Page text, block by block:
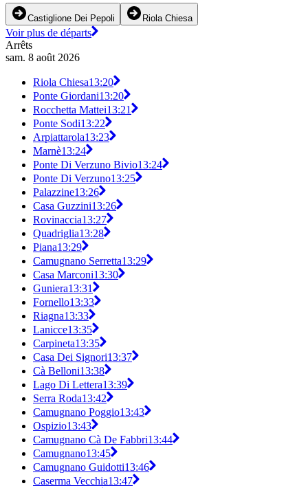
Castiglione Dei Pepoli Riola Chiesa
Voir plus de départs
Arrêts
sam. 8 août 2026
Riola Chiesa13:20
Ponte Giordani13:20
Rocchetta Mattei13:21
Ponte Sodi13:22
Arpiattarola13:23
Marnè13:24
Ponte Di Verzuno Bivio13:24
Ponte Di Verzuno13:25
Palazzine13:26
Casa Guzzini13:26
Rovinaccia13:27
Quadriglia13:28
Piana13:29
Camugnano Serretta13:29
Casa Marconi13:30
Guniera13:31
Fornello13:33
Riagna13:33
Lanicce13:35
Carpineta13:35
Casa Dei Signori13:37
Cà Belloni13:38
Lago Di Lettera13:39
Serra Roda13:42
Camugnano Poggio13:43
Ospizio13:43
Camugnano Cà De Fabbri13:44
Camugnano13:45
Camugnano Guidotti13:46
Caserma Vecchia13:47